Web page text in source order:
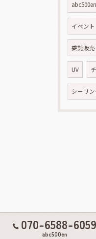
abc500en
イベント
委託販売
UV
シーリン
070-6588-6059
abc500en